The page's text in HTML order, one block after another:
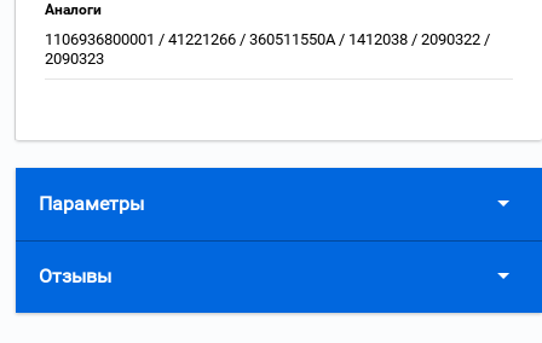
Аналоги
1106936800001 / 41221266 / 360511550A / 1412038 / 2090322 /
2090323
Параметры
Отзывы